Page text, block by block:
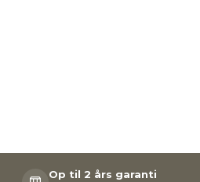
Op til 2 års garanti